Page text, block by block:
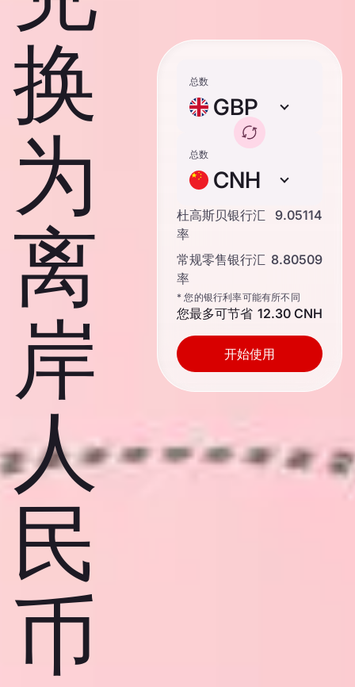
换
为
离
岸
人
民
币
总数
GBP
总数
CNH
杜高斯贝银行汇
率
9.05114
常规零售银行汇
率
8.80509
* 您的银行利率可能有所不同
您最多可节省 12.30 CNH
开始使用